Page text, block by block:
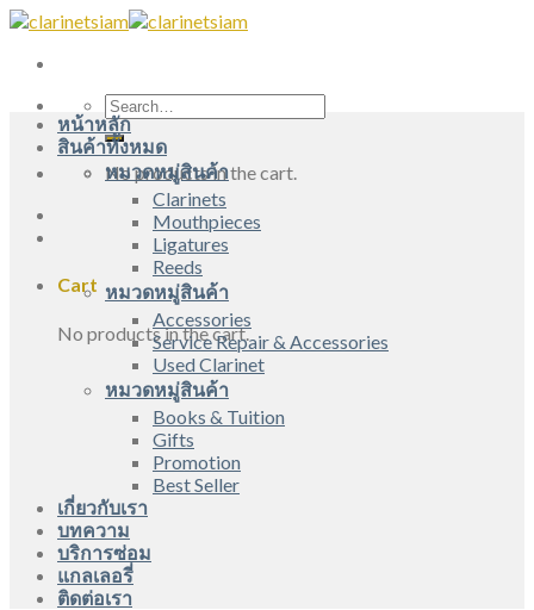
Skip
content
Search
for:
No products in the cart.
Cart
No products in the cart.
หน้าหลัก
สินค้าทั้งหมด
หมวดหมู่สินค้า
Clarinets
Mouthpieces
Ligatures
Reeds
หมวดหมู่สินค้า
Accessories
Service Repair & Accessories
Used Clarinet
หมวดหมู่สินค้า
Books & Tuition
Gifts
Promotion
Best Seller
เกี่ยวกับเรา
บทความ
บริการซ่อม
แกลเลอรี่
ติดต่อเรา